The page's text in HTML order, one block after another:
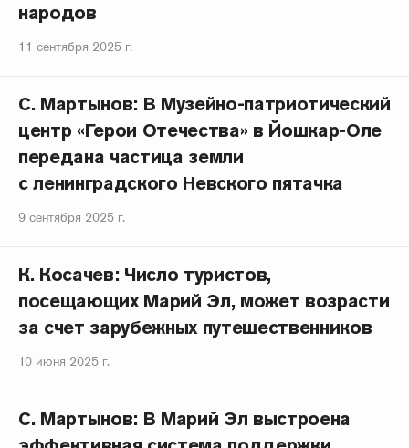
народов
11 сентября 2025 г.
С. Мартынов: В Музейно-патриотический
центр «Герои Отечества» в Йошкар-Оле
передана частица земли
с ленинградского Невского пятачка
9 сентября 2025 г.
К. Косачев: Число туристов,
посещающих Марий Эл, может возрасти
за счет зарубежных путешественников
10 июня 2025 г.
С. Мартынов: В Марий Эл выстроена